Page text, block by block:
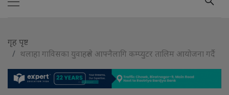
गृह पृष्ट
थलाहा गाविसका युवाहरुले आफ्नैलागि कम्प्युटर तालिम आयोजना गर्दै